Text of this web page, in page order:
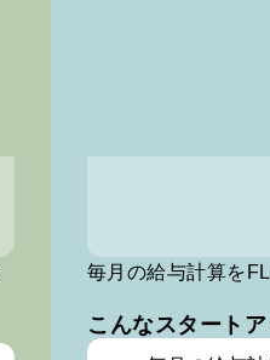
毎月の給与計算を
こんなスタート